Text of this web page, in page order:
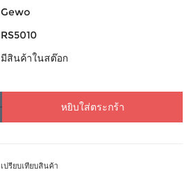
Gewo
RS5010
มีสินค้าในสต๊อก
หยิบใส่ตระกร้า
เปรียบเทียบสินค้า